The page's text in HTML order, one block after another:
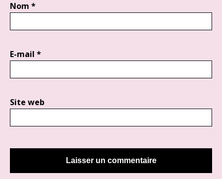
Nom *
E-mail *
Site web